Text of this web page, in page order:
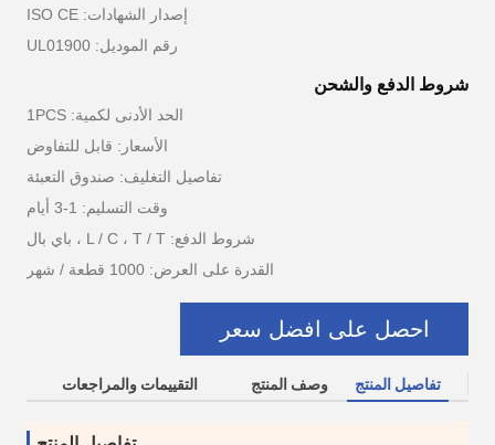
إصدار الشهادات: ISO CE
رقم الموديل: UL01900
شروط الدفع والشحن
الحد الأدنى لكمية: 1PCS
الأسعار: قابل للتفاوض
تفاصيل التغليف: صندوق التعبئة
وقت التسليم: 1-3 أيام
شروط الدفع: L / C ، T / T ، باي بال
القدرة على العرض: 1000 قطعة / شهر
احصل على افضل سعر
تفاصيل المنتج وصف المنتج التقييمات والمراجعات